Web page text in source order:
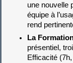
une nouvelle
équipe à
rend
La
présentiel,
Efficacité